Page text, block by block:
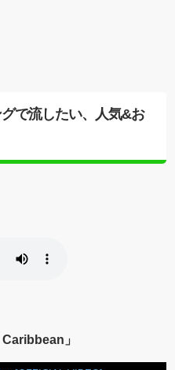
で流したい、人気&お
」